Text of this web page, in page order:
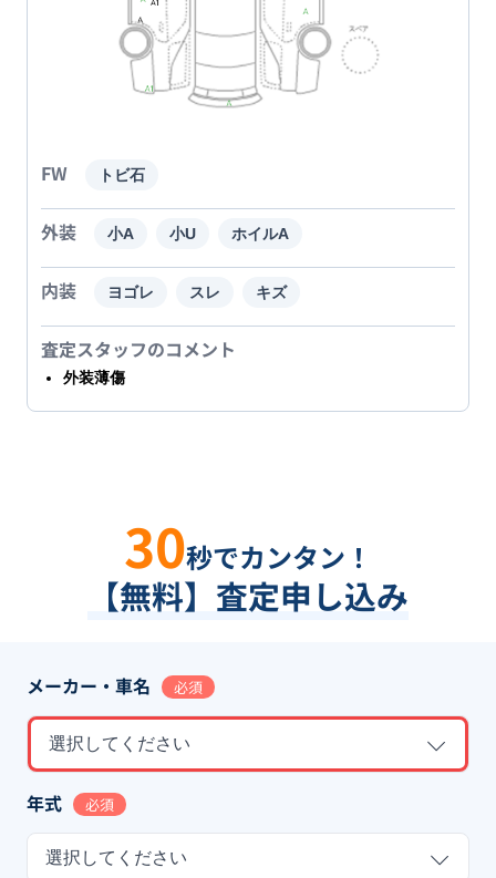
FW トビ石
外装 小A 小U ホイルA
内装 ヨゴレ スレ キズ
査定スタッフのコメント
外装薄傷
30秒でカンタン！
【無料】査定申し込み
メーカー・車名 必須
選択してください
年式 必須
選択してください